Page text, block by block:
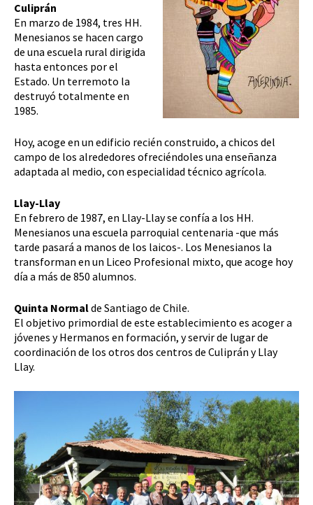
Culiprán
En marzo de 1984, tres HH.
Menesianos se hacen cargo
de una escuela rural dirigida
hasta entonces por el
Estado. Un terremoto la
destruyó totalmente en
1985.
Hoy, acoge en un edificio recién construido, a chicos del
campo de los alrededores ofreciéndoles una enseñanza
adaptada al medio, con especialidad técnico agrícola.
Llay-Llay
En febrero de 1987, en Llay-Llay se confía a los HH.
Menesianos una escuela parroquial centenaria -que más
tarde pasará a manos de los laicos-. Los Menesianos la
transforman en un Liceo Profesional mixto, que acoge hoy
día a más de 850 alumnos.
Quinta Normalde Santiago de Chile.
El objetivo primordial de este establecimiento es acoger a
jóvenes y Hermanos en formación, y servir de lugar de
coordinación de los otros dos centros de Culiprán y Llay
Llay.